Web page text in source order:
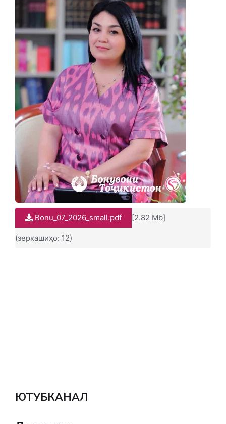
Bonu_07_2026_small.pdf [2.82 Mb]
(зеркашиҳо: 12)
ЮТУБКАНАЛ